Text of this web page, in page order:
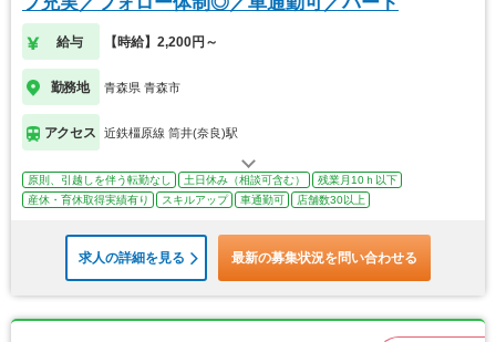
給与 【時給】2,200円～
勤務地 青森県 青森市
アクセス 近鉄橿原線 筒井(奈良)駅
原則、引越しを伴う転勤なし 土日休み（相談可含む）
残業月10ｈ以下
産休・育休取得実績有り
スキルアップ 車通勤可 店舗数30以上
求人の詳細を見る 最新の募集状況を問い合わせる